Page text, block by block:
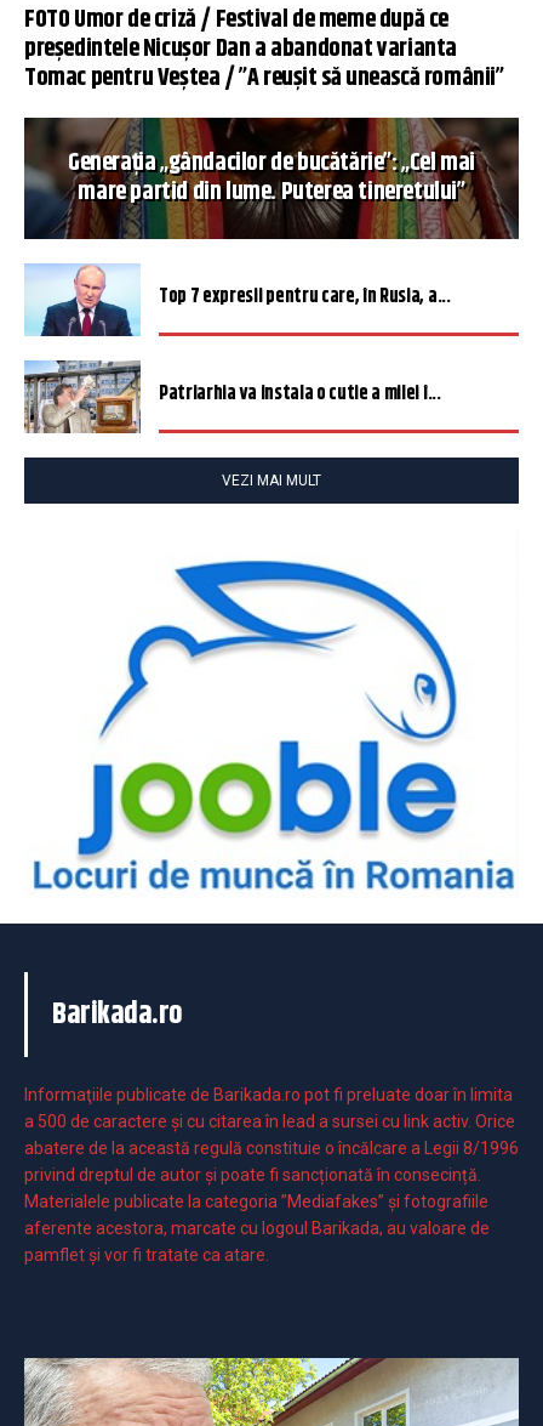
FOTO Umor de criză / Festival de meme după ce
președintele Nicușor Dan a abandonat varianta
Tomac pentru Veștea / ”A reușit să unească românii”
Generația „gândacilor de bucătărie”: „Cel mai
mare partid din lume. Puterea tineretului”
Top 7 expresii pentru care, în Rusia, a...
Patriarhia va instala o cutie a milei î...
VEZI MAI MULT
Barikada.ro
Informaţiile publicate de Barikada.ro pot fi preluate doar în limita
a 500 de caractere şi cu citarea în lead a sursei cu link activ. Orice
abatere de la această regulă constituie o încălcare a Legii 8/1996
privind dreptul de autor și poate fi sancționată în consecință.
Materialele publicate la categoria ”Mediafakes” și fotografiile
aferente acestora, marcate cu logoul Barikada, au valoare de
pamflet și vor fi tratate ca atare.